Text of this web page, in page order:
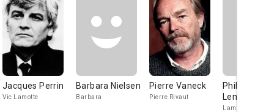
Jacques Perrin
Vic Lamotte
Barbara Nielsen
Barbara
Pierre Vaneck
Pierre Rivaut
Philippe
Lemaire
Lamotte